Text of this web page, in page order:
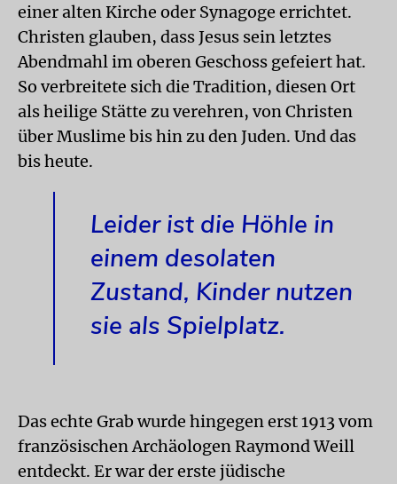
einer alten Kirche oder Synagoge errichtet.
Christen glauben, dass Jesus sein letztes
Abendmahl im oberen Geschoss gefeiert hat.
So verbreitete sich die Tradition, diesen Ort
als heilige Stätte zu verehren, von Christen
über Muslime bis hin zu den Juden. Und das
bis heute.
Leider ist die Höhle in
einem desolaten
Zustand, Kinder nutzen
sie als Spielplatz.
Das echte Grab wurde hingegen erst 1913 vom
französischen Archäologen Raymond Weill
entdeckt. Er war der erste jüdische